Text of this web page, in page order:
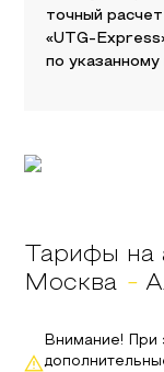
точный
«UTG-
по
Тарифы на
Москва -
Внимание! При